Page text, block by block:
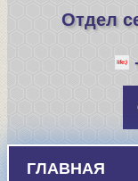
Отдел
ГЛАВНАЯ